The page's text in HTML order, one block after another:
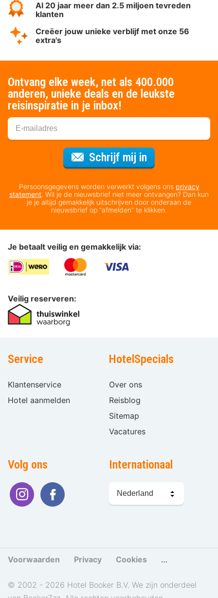
Al 20 jaar meer dan 2.5 miljoen tevreden
klanten
Creëer jouw unieke verblijf met onze 56
extra's
Ontvang elke week, net als 400.000
anderen, unieke deals en de leukste
reisinspiratie in je inbox!
Schrijf mij in
Persoonsgegevens worden verwerkt volgens ons privacy
statement. Wil je de nieuwsbrief niet meer ontvangen? Dan kun
je je altijd gemakkelijk uitschrijven door onderaan de
nieuwsbrief op “afmelden” te klikken.
Je betaalt veilig en gemakkelijk via:
Veilig reserveren:
Service
Klantenservice
Hotel aanmelden
HotelSpecials
Over ons
Reisblog
Sitemap
Vacatures
Volg ons Internationaal
kiezen
Voorwaarden Privacy Cookies Cookies
© 2002 - 2026 Hotel Booker B.V. We zijn onderdeel